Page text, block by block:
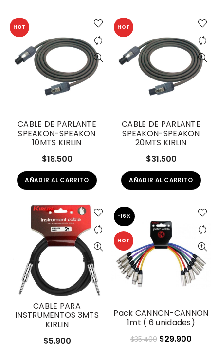
HOT
CABLE DE PARLANTE
SPEAKON-SPEAKON
10MTS KIRLIN
$18.500
AÑADIR AL CARRITO
HOT
CABLE DE PARLANTE
SPEAKON-SPEAKON
20MTS KIRLIN
$31.500
AÑADIR AL CARRITO
CABLE PARA
INSTRUMENTOS 3MTS
KIRLIN
$5.900
-16%
HOT
Pack CANNON-CANNON
1mt ( 6 unidades)
$35.400 El
$29.900